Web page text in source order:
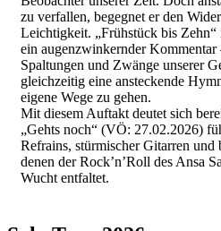
zu verfallen, begegnet er den
Leichtigkeit. „Frühstück bis
ein augenzwinkernder Kommentar
Spaltungen und Zwänge unserer
gleichzeitig eine ansteckende
eigene Wege zu gehen.
Mit diesem Auftakt deutet sich
„Gehts noch“ (VÖ: 27.02.2026)
Refrains, stürmischer Gitarren und
denen der Rock’n’Roll des Ansa
Wucht entfaltet.